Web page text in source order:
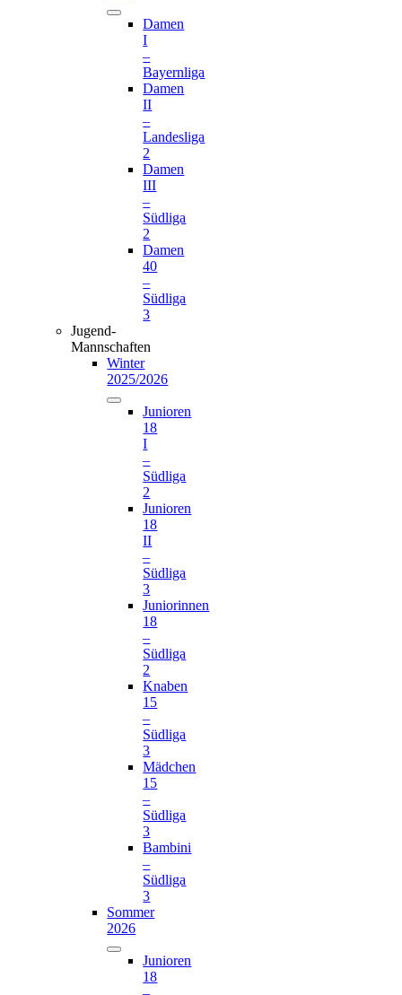
Damen
I
–
Bayernliga
Damen
II
–
Landesliga
2
Damen
III
–
Südliga
2
Damen
40
–
Südliga
3
Jugend-
Mannschaften
Winter
2025/2026
Junioren
18
I
–
Südliga
2
Junioren
18
II
–
Südliga
3
Juniorinnen
18
–
Südliga
2
Knaben
15
–
Südliga
3
Mädchen
15
–
Südliga
3
Bambini
–
Südliga
3
Sommer
2026
Junioren
18